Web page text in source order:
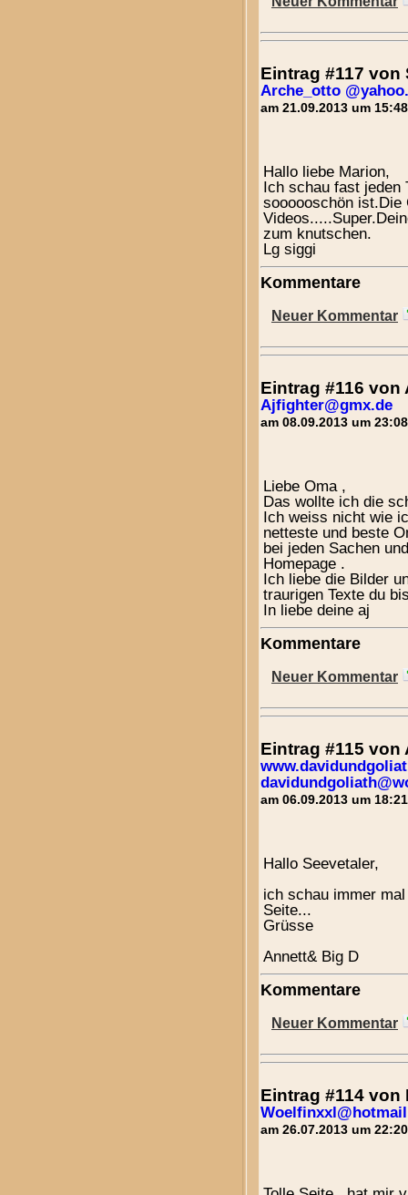
Eintrag #117
Arche_otto
am 21.09.2013 um
Hallo liebe Marion,
Ich schau fast jeden
soooooschön ist.Die
zum knutschen.
Lg siggi
Kommentare
Neuer Kommentar
Eintrag #116
Ajfighter@gmx.de
am 08.09.2013 um
Liebe Oma ,
Das wollte ich die
Ich weiss nicht wie
netteste und beste
bei jeden Sachen
Homepage .
Ich liebe die Bilder
traurigen Texte du
In liebe deine aj
Kommentare
Neuer Kommentar
Eintrag #115
am 06.09.2013 um
Hallo Seevetaler,
ich schau immer
Seite...
Grüsse
Annett& Big D
Kommentare
Neuer Kommentar
Eintrag #114
am 26.07.2013 um